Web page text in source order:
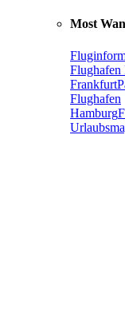
Most
Flughafen
Frankfurt
Flughafen
Hamburg